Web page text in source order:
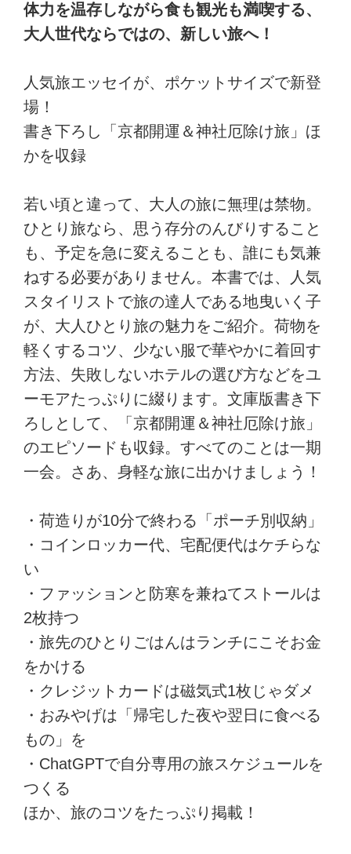
体力を温存しながら食も観光も満喫する、
大人世代ならではの、新しい旅へ！
人気旅エッセイが、ポケットサイズで新登
場！
書き下ろし「京都開運＆神社厄除け旅」ほ
かを収録
若い頃と違って、大人の旅に無理は禁物。
ひとり旅なら、思う存分のんびりすること
も、予定を急に変えることも、誰にも気兼
ねする必要がありません。本書では、人気
スタイリストで旅の達人である地曳いく子
が、大人ひとり旅の魅力をご紹介。荷物を
軽くするコツ、少ない服で華やかに着回す
方法、失敗しないホテルの選び方などをユ
ーモアたっぷりに綴ります。文庫版書き下
ろしとして、「京都開運＆神社厄除け旅」
のエピソードも収録。すべてのことは一期
一会。さあ、身軽な旅に出かけましょう！
・荷造りが10分で終わる「ポーチ別収納」
・コインロッカー代、宅配便代はケチらな
い
・ファッションと防寒を兼ねてストールは
2枚持つ
・旅先のひとりごはんはランチにこそお金
をかける
・クレジットカードは磁気式1枚じゃダメ
・おみやげは「帰宅した夜や翌日に食べる
もの」を
・ChatGPTで自分専用の旅スケジュールを
つくる
ほか、旅のコツをたっぷり掲載！